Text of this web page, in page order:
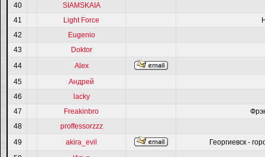
40
SIAMSKAIA
41
Light Force
42
Eugenio
43
Doktor
44
Alex
45
Андрей
46
lacky
47
Freakinbro
48
proffessorzzz
49
akira_evil
Георгиевск -